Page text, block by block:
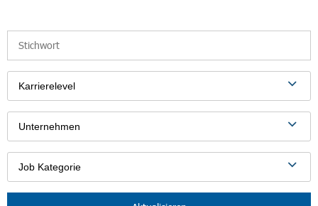
Karrierelevel
Unternehmen
Job Kategorie